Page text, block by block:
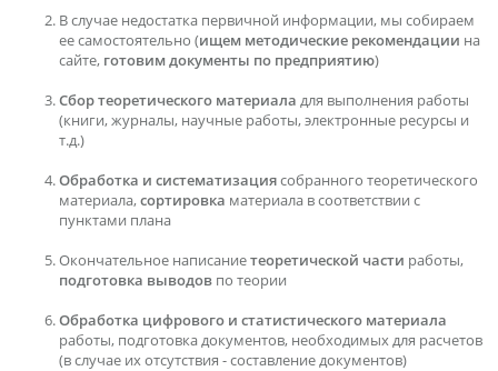
В случае недостатка первичной информации, мы собираем
ее самостоятельно (ищем методические рекомендации на
сайте, готовим документы по предприятию)
Сбор теоретического материала для выполнения работы
(книги, журналы, научные работы, электронные ресурсы и
т.д.)
Обработка и систематизациясобранного теоретического
материала,сортировка материала в соответствии с
пунктами плана
Окончательное написаниетеоретической части работы,
подготовка выводов по теории
Обработка цифрового и статистического материала
работы, подготовка документов, необходимых для расчетов
(в случае их отсутствия - составление документов)